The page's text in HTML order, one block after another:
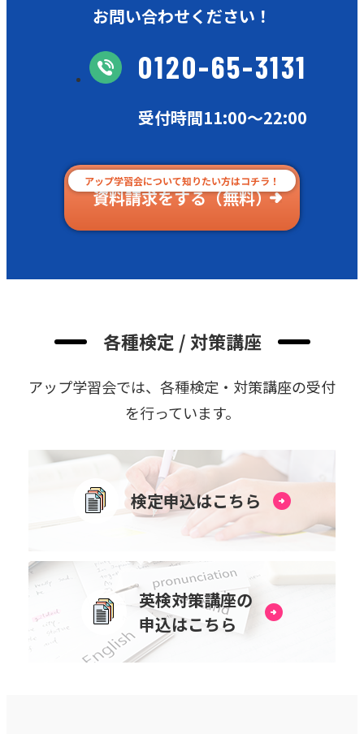
お問い合わせください！
0120-65-3131
受付時間11:00〜22:00
アップ学習会について知りたい方はコチラ！
資料請求をする（無料）
各種検定 / 対策講座
アップ学習会では、各種検定・対策講座の受付
を⾏っています。
検定申込はこちら
英検対策講座の
申込はこちら